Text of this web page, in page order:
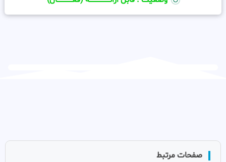
صفحات مرتبط